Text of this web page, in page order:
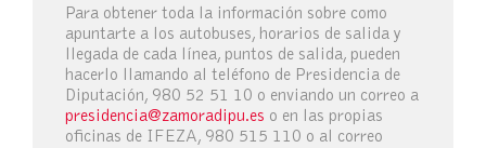
Para obtener toda la información sobre como
apuntarte a los autobuses, horarios de salida y
llegada de cada línea, puntos de salida, pueden
hacerlo llamando al teléfono de Presidencia de
Diputación, 980 52 51 10 o enviando un correo a
presidencia@zamoradipu.es o en las propias
oficinas de IFEZA, 980 515 110 o al correo